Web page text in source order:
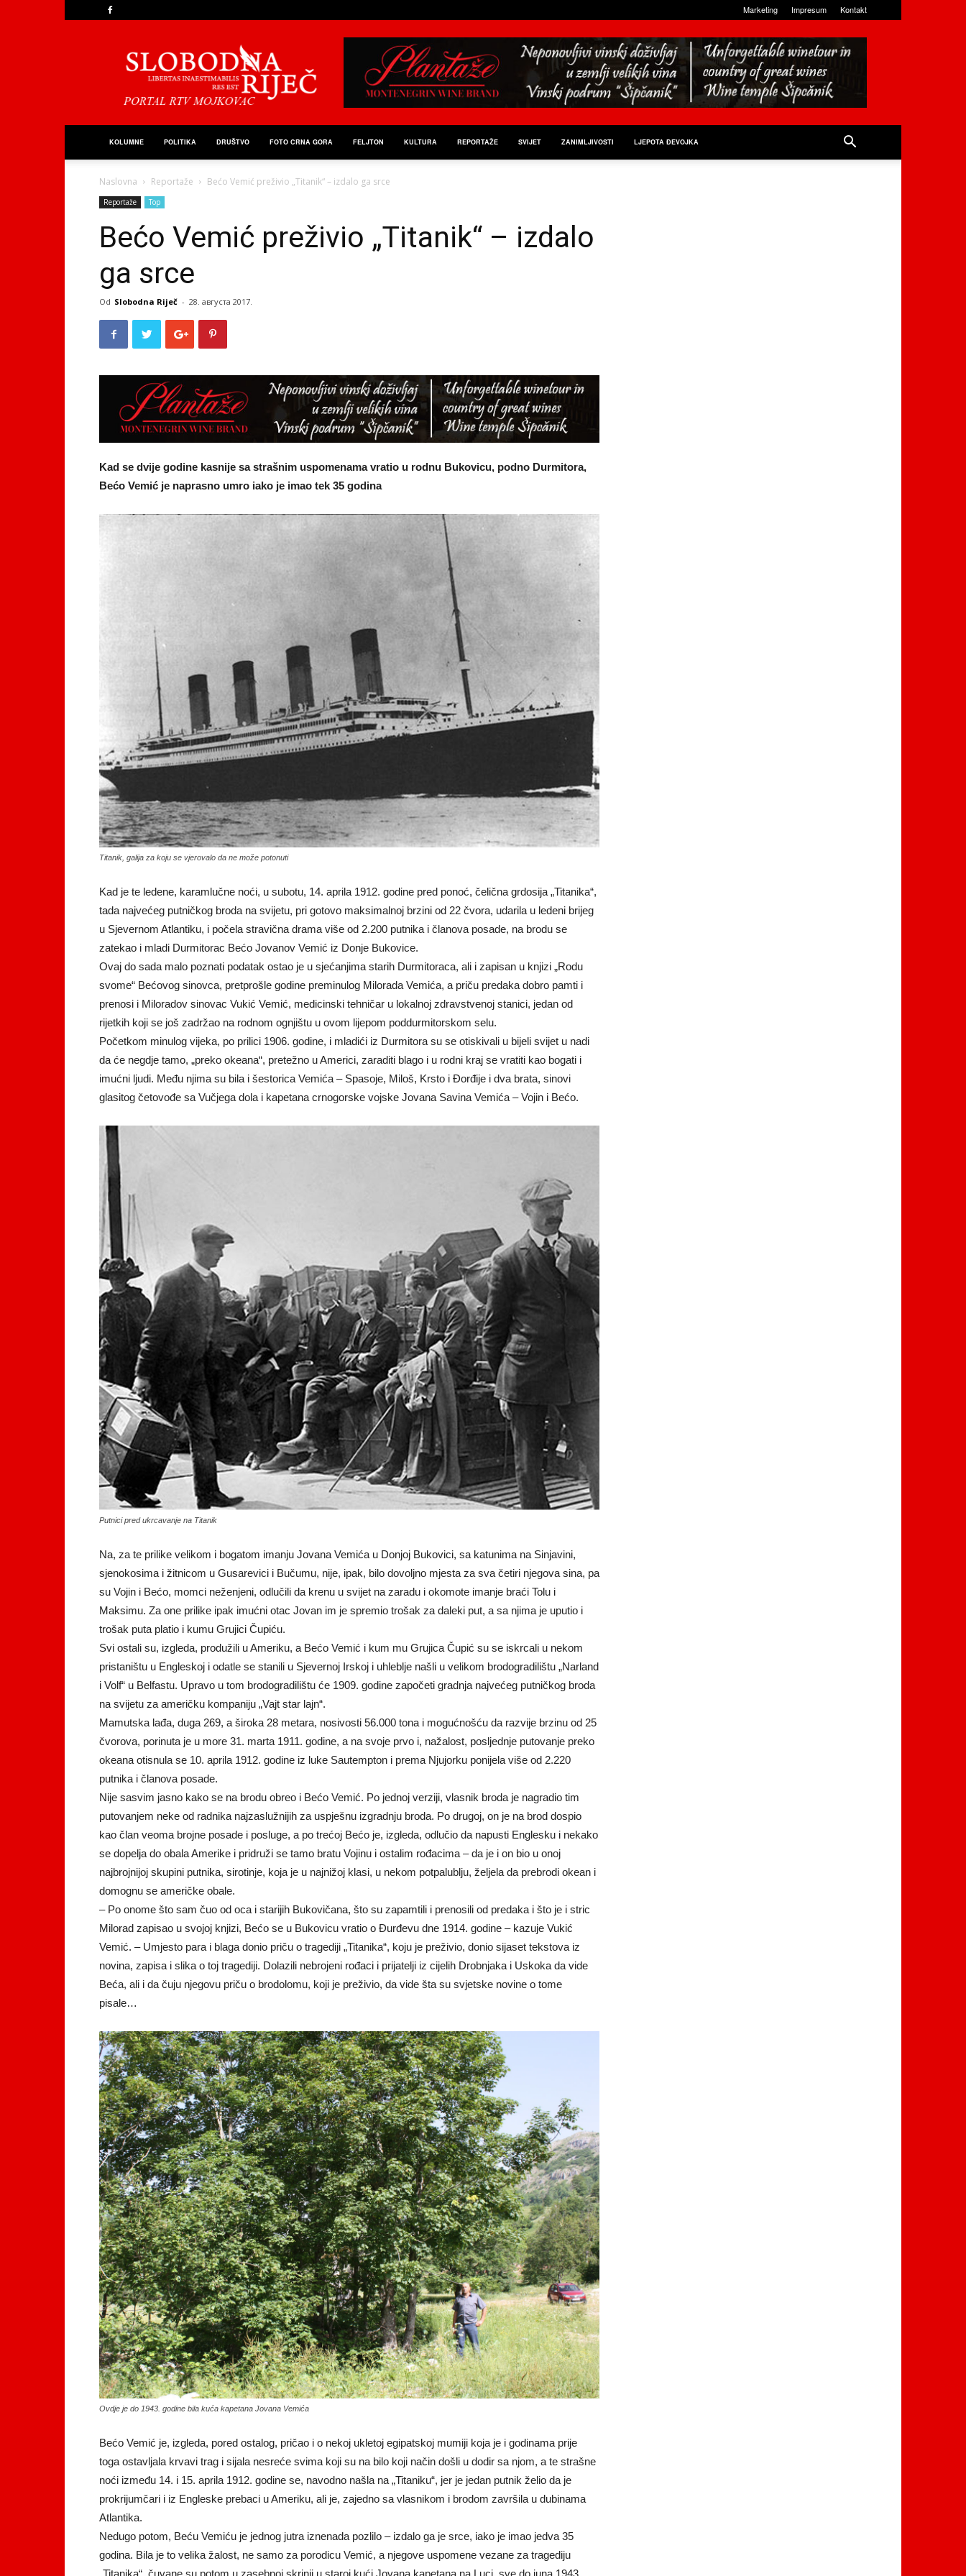
Marketing Impresum Kontakt
Riječ
KOLUMNE POLITIKA DRUŠTVO FOTO CRNA GORA FELJTON KULTURA REPORTAŽE SVIJET ZANIMLJIVOSTI LJEPOTA ĐEVOJKA
Naslovna Reportaže Bećo Vemić preživio „Titanik“ – izdalo ga srce
Reportaže Top
Bećo Vemić preživio „Titanik“ – izdalo
ga srce
Od Slobodna Riječ - 28. августа 2017.
Kad se dvije godine kasnije sa strašnim uspomenama vratio u rodnu Bukovicu, podno Durmitora,
Bećo Vemić je naprasno umro iako je imao tek 35 godina
Titanik, galija za koju se vjerovalo da ne može potonuti
Kad je te ledene, karamlučne noći, u subotu, 14. aprila 1912. godine pred ponoć, čelična grdosija „Titanika“,
tada najvećeg putničkog broda na svijetu, pri gotovo maksimalnoj brzini od 22 čvora, udarila u ledeni brijeg
u Sjevernom Atlantiku, i počela stravična drama više od 2.200 putnika i članova posade, na brodu se
zatekao i mladi Durmitorac Bećo Jovanov Vemić iz Donje Bukovice.
Ovaj do sada malo poznati podatak ostao je u sjećanjima starih Durmitoraca, ali i zapisan u knjizi „Rodu
svome“ Bećovog sinovca, pretprošle godine preminulog Milorada Vemića, a priču predaka dobro pamti i
prenosi i Miloradov sinovac Vukić Vemić, medicinski tehničar u lokalnoj zdravstvenoj stanici, jedan od
rijetkih koji se još zadržao na rodnom ognjištu u ovom lijepom poddurmitorskom selu.
Početkom minulog vijeka, po prilici 1906. godine, i mladići iz Durmitora su se otiskivali u bijeli svijet u nadi
da će negdje tamo, „preko okeana“, pretežno u Americi, zaraditi blago i u rodni kraj se vratiti kao bogati i
imućni ljudi. Među njima su bila i šestorica Vemića – Spasoje, Miloš, Krsto i Đorđije i dva brata, sinovi
glasitog četovođe sa Vučjega dola i kapetana crnogorske vojske Jovana Savina Vemića – Vojin i Bećo.
Putnici pred ukrcavanje na Titanik
Na, za te prilike velikom i bogatom imanju Jovana Vemića u Donjoj Bukovici, sa katunima na Sinjavini,
sjenokosima i žitnicom u Gusarevici i Bučumu, nije, ipak, bilo dovoljno mjesta za sva četiri njegova sina, pa
su Vojin i Bećo, momci neženjeni, odlučili da krenu u svijet na zaradu i okomote imanje braći Tolu i
Maksimu. Za one prilike ipak imućni otac Jovan im je spremio trošak za daleki put, a sa njima je uputio i
trošak puta platio i kumu Grujici Čupiću.
Svi ostali su, izgleda, produžili u Ameriku, a Bećo Vemić i kum mu Grujica Čupić su se iskrcali u nekom
pristaništu u Engleskoj i odatle se stanili u Sjevernoj Irskoj i uhleblje našli u velikom brodogradilištu „Narland
i Volf“ u Belfastu. Upravo u tom brodogradilištu će 1909. godine započeti gradnja najvećeg putničkog broda
na svijetu za američku kompaniju „Vajt star lajn“.
Mamutska lađa, duga 269, a široka 28 metara, nosivosti 56.000 tona i mogućnošću da razvije brzinu od 25
čvorova, porinuta je u more 31. marta 1911. godine, a na svoje prvo i, nažalost, posljednje putovanje preko
okeana otisnula se 10. aprila 1912. godine iz luke Sautempton i prema Njujorku ponijela više od 2.220
putnika i članova posade.
Nije sasvim jasno kako se na brodu obreo i Bećo Vemić. Po jednoj verziji, vlasnik broda je nagradio tim
putovanjem neke od radnika najzaslužnijih za uspješnu izgradnju broda. Po drugoj, on je na brod dospio
kao član veoma brojne posade i posluge, a po trećoj Bećo je, izgleda, odlučio da napusti Englesku i nekako
se dopelja do obala Amerike i pridruži se tamo bratu Vojinu i ostalim rođacima – da je i on bio u onoj
najbrojnijoj skupini putnika, sirotinje, koja je u najnižoj klasi, u nekom potpalublju, željela da prebrodi okean i
domognu se američke obale.
– Po onome što sam čuo od oca i starijih Bukovičana, što su zapamtili i prenosili od predaka i što je i stric
Milorad zapisao u svojoj knjizi, Bećo se u Bukovicu vratio o Đurđevu dne 1914. godine – kazuje Vukić
Vemić. – Umjesto para i blaga donio priču o tragediji „Titanika“, koju je preživio, donio sijaset tekstova iz
novina, zapisa i slika o toj tragediji. Dolazili nebrojeni rođaci i prijatelji iz cijelih Drobnjaka i Uskoka da vide
Beća, ali i da čuju njegovu priču o brodolomu, koji je preživio, da vide šta su svjetske novine o tome
pisale…
Ovdje je do 1943. godine bila kuća kapetana Jovana Vemića
Bećo Vemić je, izgleda, pored ostalog, pričao i o nekoj ukletoj egipatskoj mumiji koja je i godinama prije
toga ostavljala krvavi trag i sijala nesreće svima koji su na bilo koji način došli u dodir sa njom, a te strašne
noći između 14. i 15. aprila 1912. godine se, navodno našla na „Titaniku“, jer je jedan putnik želio da je
prokrijumčari i iz Engleske prebaci u Ameriku, ali je, zajedno sa vlasnikom i brodom završila u dubinama
Atlantika.
Nedugo potom, Beću Vemiću je jednog jutra iznenada pozlilo – izdalo ga je srce, iako je imao jedva 35
godina. Bila je to velika žalost, ne samo za porodicu Vemić, a njegove uspomene vezane za tragediju
„Titanika“, čuvane su potom u zasebnoj skrinji u staroj kući Jovana kapetana na Luci, sve do juna 1943.